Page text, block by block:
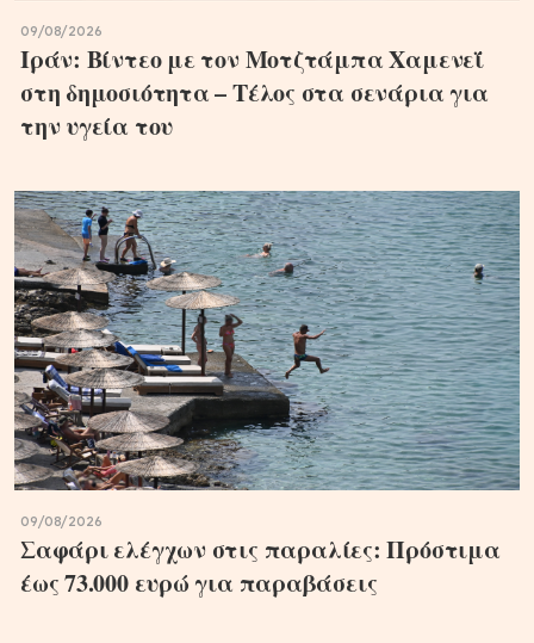
09/08/2026
Ιράν: Βίντεο με τον Μοτζτάμπα Χαμενεΐ
στη δημοσιότητα – Τέλος στα σενάρια για
την υγεία του
09/08/2026
Σαφάρι ελέγχων στις παραλίες: Πρόστιμα
έως 73.000 ευρώ για παραβάσεις